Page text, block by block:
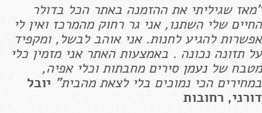
"מאז שגיליתי את ההזמנה באתר הכל בדולר
החיים שלי השתנו, אני גר רחוק מהמרכז ואין לי
אפשרות להגיע לחנות. אני אוהב לבשל, ומקפיד
על תזונה נכונה . באמצעות האתר אני מזמין כלי
מטבח שלנעמןסירים מחבתות וכלי אפיה,
במחירים הכי נמוכים בלי לצאת מהבית" יובל
דורני, רחובות